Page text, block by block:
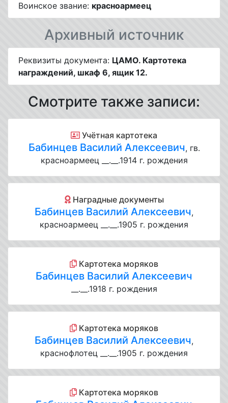
Воинское звание: красноармеец
Архивный источник
Реквизиты документа: ЦАМО. Картотека
награждений, шкаф 6, ящик 12.
Смотрите также записи:
Учётная картотека
Бабинцев Василий Алексеевич, гв.
красноармеец __.__.1914 г. рождения
Наградные документы
Бабинцев Василий Алексеевич,
красноармеец __.__.1905 г. рождения
Картотека моряков
Бабинцев Василий Алексеевич
__.__.1918 г. рождения
Картотека моряков
Бабинцев Василий Алексеевич,
краснофлотец __.__.1905 г. рождения
Картотека моряков